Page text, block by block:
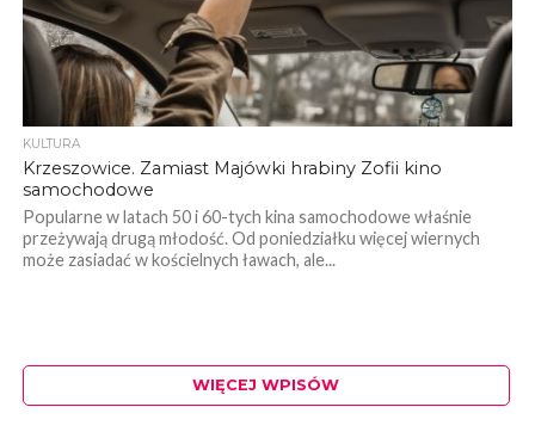
KULTURA
Krzeszowice. Zamiast Majówki hrabiny Zofii kino
samochodowe
Popularne w latach 50 i 60-tych kina samochodowe właśnie
przeżywają drugą młodość. Od poniedziałku więcej wiernych
może zasiadać w kościelnych ławach, ale...
WIĘCEJ WPISÓW